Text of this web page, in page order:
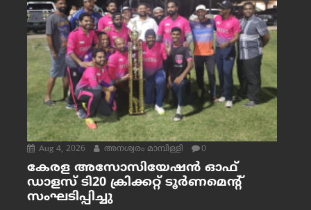
Aug 4, 2026 അനശ്വരം മാമ്പിള്ളി 0
കേരള അസോസിയേഷൻ ഓഫ്
ഡാളസ് ടി20 ക്രിക്കറ്റ് ടൂർണമെന്റ്
സംഘടിപ്പിച്ചു